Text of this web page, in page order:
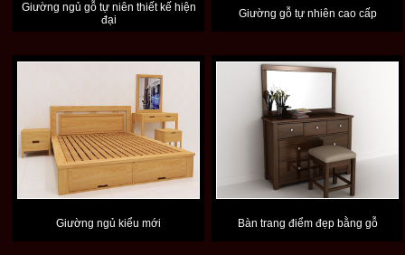
Giường ngủ gỗ tự niên thiết kế hiện
đại
Giường gỗ tự nhiên cao cấp
Giường ngủ kiểu mới Bàn trang điểm đẹp bằng gỗ